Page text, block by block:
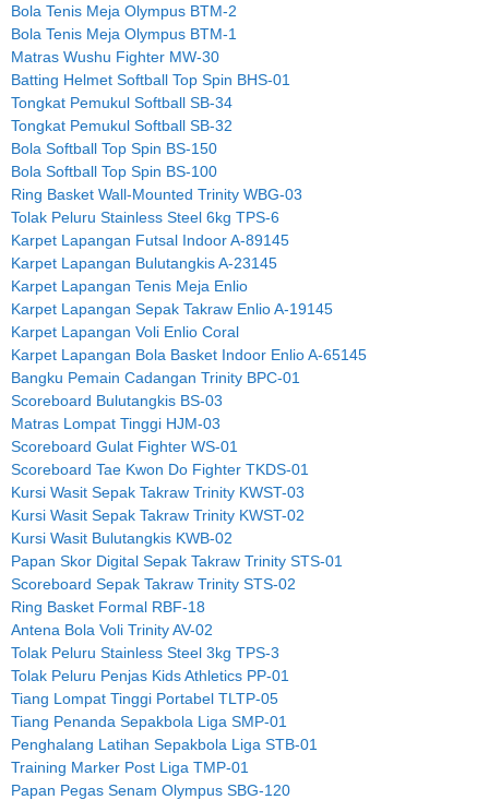
Bola Tenis Meja Olympus BTM-2
Bola Tenis Meja Olympus BTM-1
Matras Wushu Fighter MW-30
Batting Helmet Softball Top Spin BHS-01
Tongkat Pemukul Softball SB-34
Tongkat Pemukul Softball SB-32
Bola Softball Top Spin BS-150
Bola Softball Top Spin BS-100
Ring Basket Wall-Mounted Trinity WBG-03
Tolak Peluru Stainless Steel 6kg TPS-6
Karpet Lapangan Futsal Indoor A-89145
Karpet Lapangan Bulutangkis A-23145
Karpet Lapangan Tenis Meja Enlio
Karpet Lapangan Sepak Takraw Enlio A-19145
Karpet Lapangan Voli Enlio Coral
Karpet Lapangan Bola Basket Indoor Enlio A-65145
Bangku Pemain Cadangan Trinity BPC-01
Scoreboard Bulutangkis BS-03
Matras Lompat Tinggi HJM-03
Scoreboard Gulat Fighter WS-01
Scoreboard Tae Kwon Do Fighter TKDS-01
Kursi Wasit Sepak Takraw Trinity KWST-03
Kursi Wasit Sepak Takraw Trinity KWST-02
Kursi Wasit Bulutangkis KWB-02
Papan Skor Digital Sepak Takraw Trinity STS-01
Scoreboard Sepak Takraw Trinity STS-02
Ring Basket Formal RBF-18
Antena Bola Voli Trinity AV-02
Tolak Peluru Stainless Steel 3kg TPS-3
Tolak Peluru Penjas Kids Athletics PP-01
Tiang Lompat Tinggi Portabel TLTP-05
Tiang Penanda Sepakbola Liga SMP-01
Penghalang Latihan Sepakbola Liga STB-01
Training Marker Post Liga TMP-01
Papan Pegas Senam Olympus SBG-120